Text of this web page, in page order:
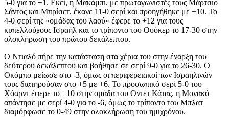
5-0 για το +1. Εκεί, η Μακάμπι, με πρωταγωνιστές τους Μάρτσιο
Σάντος και Μπρίσετ, έκανε 11-0 σερί και προηγήθηκε με +10. Το
4-0 σερί της «ομάδας του λαού» έφερε το +12 για τους
κυπελλούχους Ισραήλ και το τρίποντο του Ουόκερ το 17-30 στην
ολοκλήρωση του πρώτου δεκάλεπτου.
Ο Ντιαλό πήρε την κατάσταση στα χέρια του στην έναρξη του
δεύτερου δεκάλεπτου και βοήθησε σε σερί 9-0 για το 26-30. Ο
Οκόμπο μείωσε στο -3, όμως οι περιφερειακοί των Ισραηλινών
τους διατηρούσαν στο +5 με +6. Το προσωπικό σερί 5-0 του
Χόαρντ έφερε το +10 στην ομάδα του Οντετ Κάτας, η Μονακό
απάντησε με σερί 4-0 για το -6, όμως το τρίποντο του Μπλατ
διαμόρφωσε το 0-49 στην ολοκλήρωση του ημιχρόνου.